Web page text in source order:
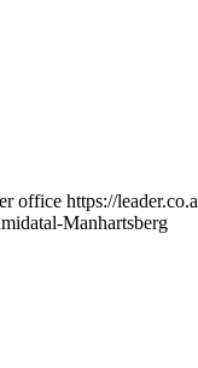
office https://
Manhartsberg